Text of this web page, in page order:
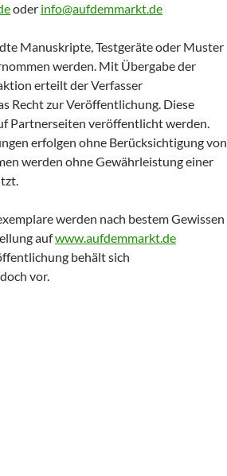
oder info@aufdemmarkt.de
Manuskripte, Testgeräte oder Muster
werden. Mit Übergabe der
erteilt der Verfasser
Recht zur Veröffentlichung. Diese
Partnerseiten veröffentlicht werden.
erfolgen ohne Berücksichtigung von
werden ohne Gewährleistung einer
werden nach bestem Gewissen
aufwww.aufdemmarkt.de
behält sich
vor.